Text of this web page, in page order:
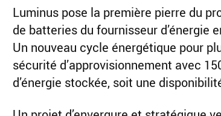
Luminus pose la première pierre du
de batteries du fournisseur d’énergie
Un nouveau cycle énergétique pour
sécurité d’approvisionnement avec
d’énergie stockée, soit une